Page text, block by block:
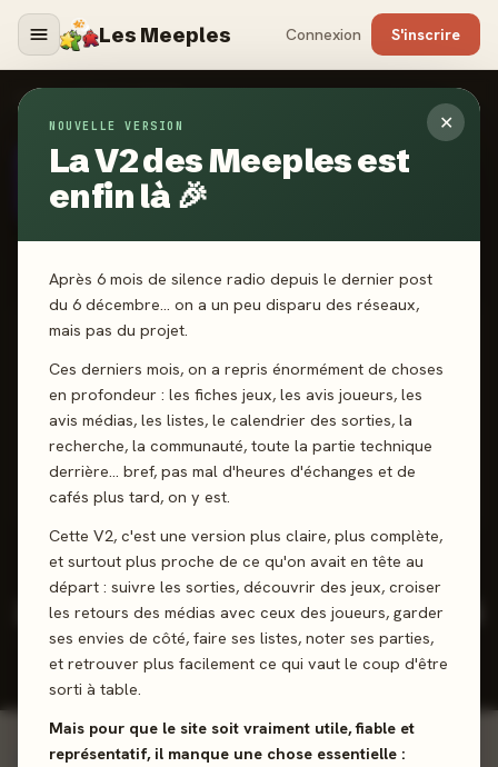
Les Meeples Connexion S'inscrire
✕
NOUVELLE VERSION
La V2 des Meeples est
enfin là 🎉
Après 6 mois de silence radio depuis le dernier post
du 6 décembre… on a un peu disparu des réseaux,
mais pas du projet.
Ces derniers mois, on a repris énormément de choses
en profondeur : les fiches jeux, les avis joueurs, les
avis médias, les listes, le calendrier des sorties, la
recherche, la communauté, toute la partie technique
derrière… bref, pas mal d'heures d'échanges et de
cafés plus tard, on y est.
Cette V2, c'est une version plus claire, plus complète,
et surtout plus proche de ce qu'on avait en tête au
départ : suivre les sorties, découvrir des jeux, croiser
les retours des médias avec ceux des joueurs, garder
ses envies de côté, faire ses listes, noter ses parties,
et retrouver plus facilement ce qui vaut le coup d'être
sorti à table.
Mais pour que le site soit vraiment utile, fiable et
représentatif, il manque une chose essentielle :
AUTEURS
MW
AUTEUR· DEPUIS 2024
Mathias Wigge
-
Pas encore noté · 2 jeux notés
2 positifs 0 neutres
JEUX CONÇUS
12
REVIEWS
4,4 /5
NOTE
MOY.
2025
DERNIÈRE
INCONTOURNABLES Voir la ludographie →